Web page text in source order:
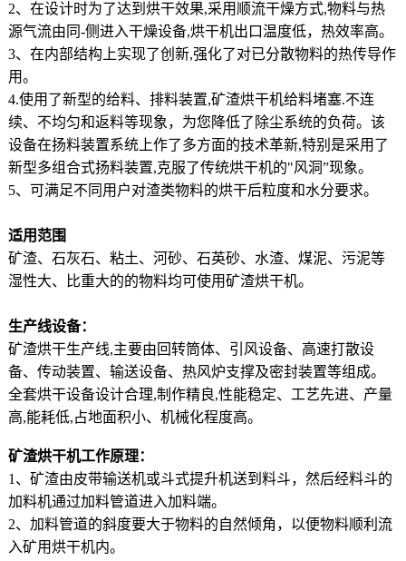
2、在设计时为了达到烘干效果,采用顺流干燥方式,物料与热
源气流由同-侧进入干燥设备,烘干机出口温度低，热效率高。
3、在内部结构上实现了创新,强化了对已分散物料的热传导作
用。
4.使用了新型的给料、排料装置,矿渣烘干机给料堵塞.不连
续、不均匀和返料等现象，为您降低了除尘系统的负荷。该
设备在扬料装置系统上作了多方面的技术革新,特别是采用了
新型多组合式扬料装置,克服了传统烘干机的"风洞”现象。
5、可满足不同用户对渣类物料的烘干后粒度和水分要求。
适用范围
矿渣、石灰石、粘土、河砂、石英砂、水渣、煤泥、污泥等
湿性大、比重大的的物料均可使用矿渣烘干机。
生产线设备：
矿渣烘干生产线,主要由回转筒体、引风设备、高速打散设
备、传动装置、输送设备、热风炉支撑及密封装置等组成。
全套烘干设备设计合理,制作精良,性能稳定、工艺先进、产量
高,能耗低,占地面积小、机械化程度高。
矿渣烘干机工作原理：
1、矿渣由皮带输送机或斗式提升机送到料斗，然后经料斗的
加料机通过加料管道进入加料端。
2、加料管道的斜度要大于物料的自然倾角，以便物料顺利流
入矿用烘干机内。